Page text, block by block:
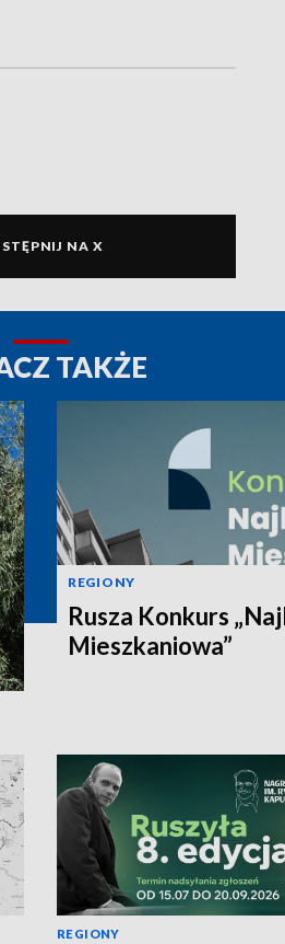
NA X
TAKŻE
REGIONY
Rusza Konkurs
Mieszkaniowa”
REGIONY